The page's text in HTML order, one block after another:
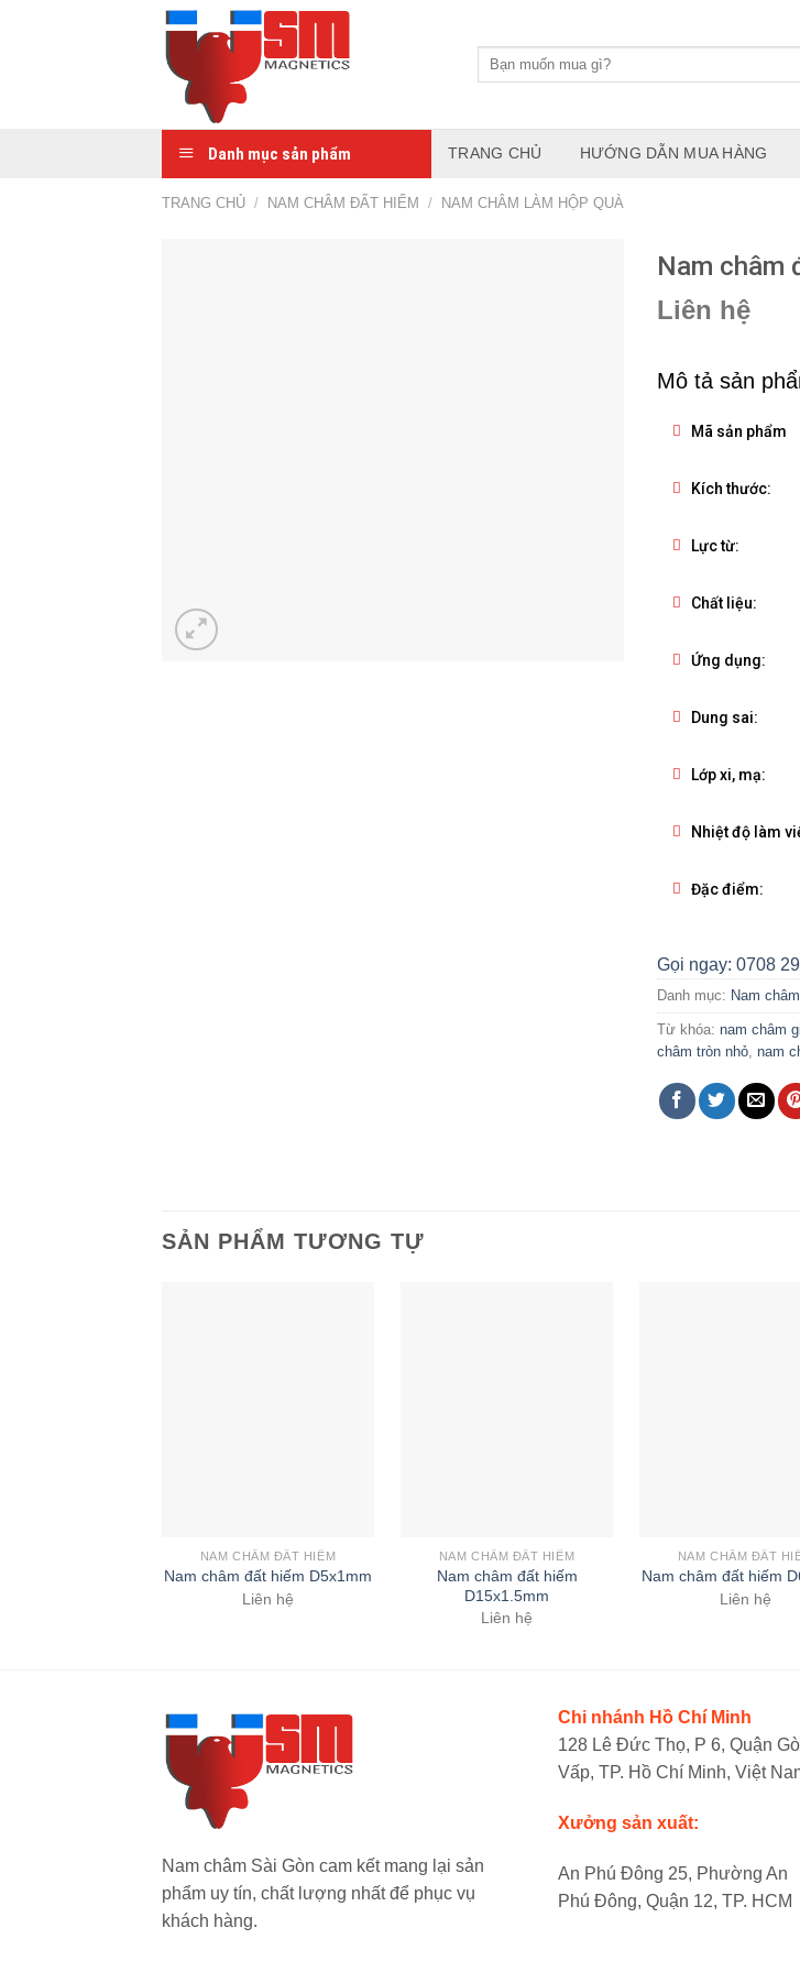
Danh mục sản phẩm TRANG CHỦ HƯỚNG DẪN MUA HÀNG
TRANG CHỦ / NAM CHÂM ĐẤT HIẾM / NAM CHÂM LÀM HỘP QUÀ
Nam châm
Liên hệ
Mô tả sản
Mã sản phẩm
Kích thước:
Lực từ:
Chất liệu:
Ứng dụng:
Dung sai:
Lớp xi, mạ:
Nhiệt độ làm
Đặc điểm:
Gọi ngay: 0708
Danh mục: Nam
Từ khóa: nam châm
châm tròn nhỏ, nam
SẢN PHẨM TƯƠNG TỰ
NAM CHÂM ĐẤT HIẾM
Nam châm đất hiếm D5x1mm
Liên hệ
NAM CHÂM ĐẤT HIẾM
Nam châm đất hiếm
D15x1.5mm
Liên hệ
NAM CHÂM ĐẤT
Nam châm đất hiếm
Liên hệ
Nam châm Sài Gòn cam kết mang lại sản
phẩm uy tín, chất lượng nhất để phục vụ
khách hàng.
Chi nhánh Hồ Chí Minh
128 Lê Đức Thọ, P 6, Quận Gò
Vấp, TP. Hồ Chí Minh, Việt
Xưởng sản xuất:
An Phú Đông 25, Phường An
Phú Đông, Quận 12, TP. HCM